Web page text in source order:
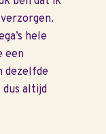
hele
een
dezelfde
dus altijd